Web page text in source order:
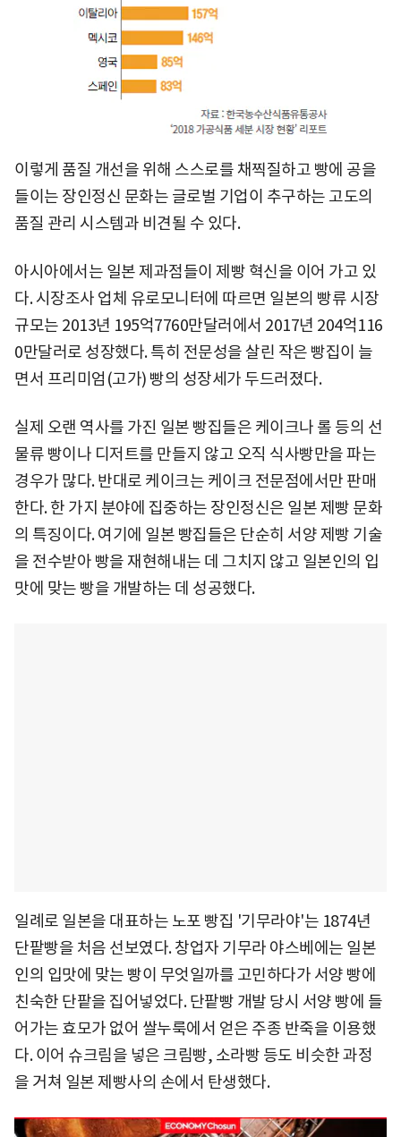
이렇게 품질 개선을 위해 스스로를 채찍질하고 빵에 공을
들이는 장인정신 문화는 글로벌 기업이 추구하는 고도의
품질 관리 시스템과 비견될 수 있다.
아시아에서는 일본 제과점들이 제빵 혁신을 이어 가고 있
다. 시장조사 업체 유로모니터에 따르면 일본의 빵류 시장
규모는 2013년 195억7760만달러에서 2017년 204억116
0만달러로 성장했다. 특히 전문성을 살린 작은 빵집이 늘
면서 프리미엄(고가) 빵의 성장세가 두드러졌다.
실제 오랜 역사를 가진 일본 빵집들은 케이크나 롤 등의 선
물류 빵이나 디저트를 만들지 않고 오직 식사빵만을 파는
경우가 많다. 반대로 케이크는 케이크 전문점에서만 판매
한다. 한 가지 분야에 집중하는 장인정신은 일본 제빵 문화
의 특징이다. 여기에 일본 빵집들은 단순히 서양 제빵 기술
을 전수받아 빵을 재현해내는 데 그치지 않고 일본인의 입
맛에 맞는 빵을 개발하는 데 성공했다.
일례로 일본을 대표하는 노포 빵집 '기무라야'는 1874년
단팥빵을 처음 선보였다. 창업자 기무라 야스베에는 일본
인의 입맛에 맞는 빵이 무엇일까를 고민하다가 서양 빵에
친숙한 단팥을 집어넣었다. 단팥빵 개발 당시 서양 빵에 들
어가는 효모가 없어 쌀누룩에서 얻은 주종 반죽을 이용했
다. 이어 슈크림을 넣은 크림빵, 소라빵 등도 비슷한 과정
을 거쳐 일본 제빵사의 손에서 탄생했다.